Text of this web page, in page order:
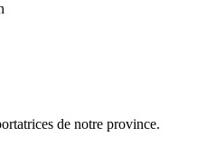
de notre province.